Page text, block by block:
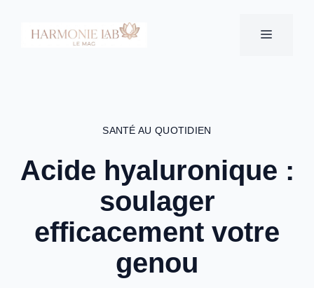
contenu
MENU
SANTÉ AU QUOTIDIEN
Acide hyaluronique :
soulager
efficacement votre
genou